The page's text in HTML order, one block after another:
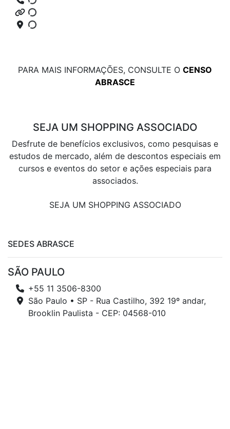
PARA MAIS INFORMAÇÕES, CONSULTE O CENSO
ABRASCE
SEJA UM SHOPPING ASSOCIADO
Desfrute de benefícios exclusivos, como pesquisas e
estudos de mercado, além de descontos especiais em
cursos e eventos do setor e ações especiais para
associados.
SEJA UM SHOPPING ASSOCIADO
SEDES ABRASCE
SÃO PAULO
+55 11 3506-8300
São Paulo • SP - Rua Castilho, 392 19º andar,
Brooklin Paulista - CEP: 04568-010